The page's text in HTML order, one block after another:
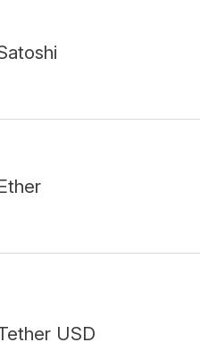
USD